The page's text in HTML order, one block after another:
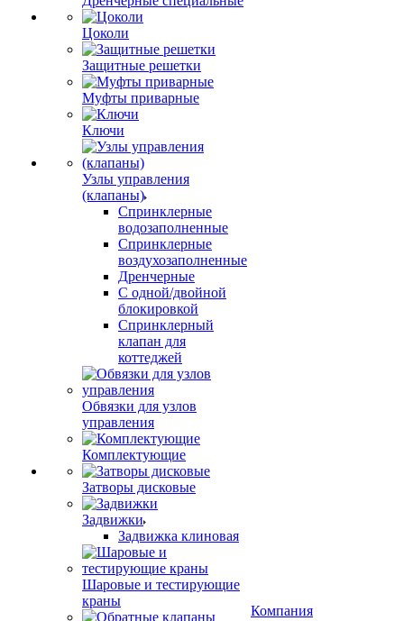
Цоколи
Защитные решетки
Муфты приварные
Ключи
Узлы управления
(клапаны)
Спринклерные
водозаполненные
Спринклерные
воздухозаполненные
Дренчерные
С одной/двойной
блокировкой
Спринклерный
клапан для
коттеджей
Обвязки для узлов
управления
Комплектующие
Затворы дисковые
Задвижки
Задвижка клиновая
Шаровые и тестирующие
краны
Компания